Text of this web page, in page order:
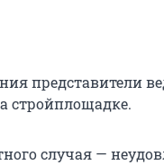
представители
стройплощадке.
случая —